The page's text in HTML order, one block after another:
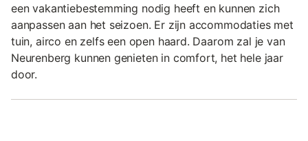
een vakantiebestemming nodig heeft en kunnen zich
aanpassen aan het seizoen. Er zijn accommodaties met
tuin, airco en zelfs een open haard. Daarom zal je van
Neurenberg kunnen genieten in comfort, het hele jaar
door.